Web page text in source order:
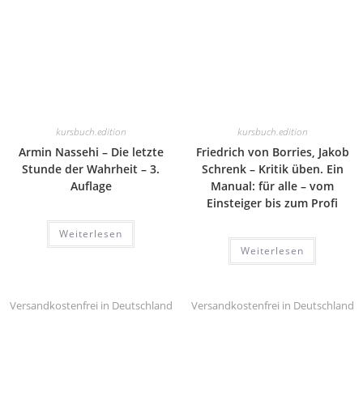
kursbuch.edition
Armin Nassehi – Die letzte
Stunde der Wahrheit – 3.
Auflage
Weiterlesen
kursbuch.edition
Friedrich von Borries, Jakob
Schrenk – Kritik üben. Ein
Manual: für alle – vom
Einsteiger bis zum Profi
Weiterlesen
Versandkostenfrei in Deutschland Versandkostenfrei in Deutschland